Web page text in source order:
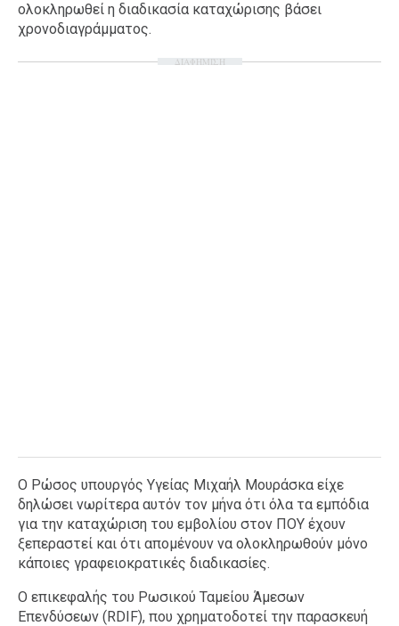
ολοκληρωθεί η διαδικασία καταχώρισης βάσει
χρονοδιαγράμματος.
ΔΙΑΦΗΜΙΣΗ
Ο Ρώσος υπουργός Υγείας Μιχαήλ Μουράσκα είχε
δηλώσει νωρίτερα αυτόν τον μήνα ότι όλα τα εμπόδια
για την καταχώριση του εμβολίου στον ΠΟΥ έχουν
ξεπεραστεί και ότι απομένουν να ολοκληρωθούν μόνο
κάποιες γραφειοκρατικές διαδικασίες.
Ο επικεφαλής του Ρωσικού Ταμείου Άμεσων
Επενδύσεων (RDIF), που χρηματοδοτεί την παρασκευή